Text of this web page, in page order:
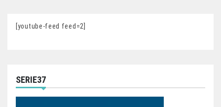
[youtube-feed feed=2]
SERIE37